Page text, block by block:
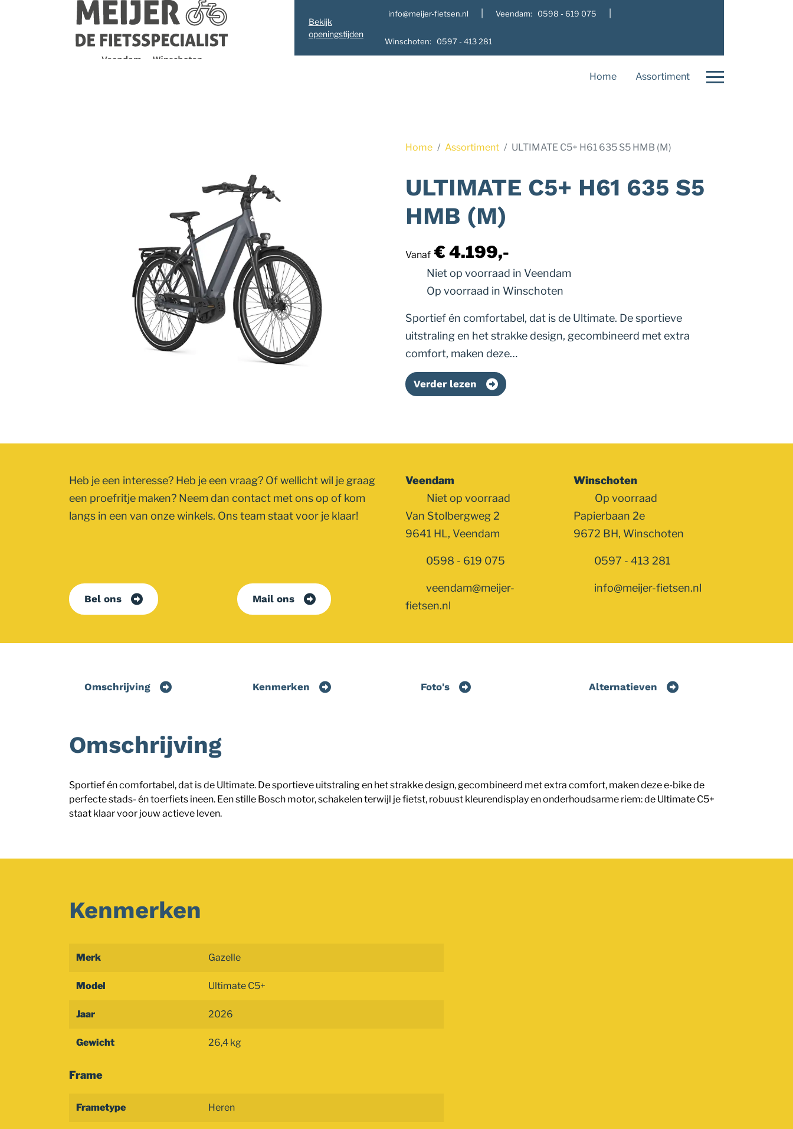
Navigatie
overslaan
Bekijk
openingstijden
info@meijer-fietsen.nl Veendam: 0598 - 619 075
Winschoten: 0597 - 413 281
Home Assortiment
Home Assortiment ULTIMATE C5+ H61 635 S5 HMB (M)
ULTIMATE C5+ H61 635 S5
HMB (M)
Vanaf € 4.199,-
Niet op voorraad in Veendam
Op voorraad in Winschoten
Sportief én comfortabel, dat is de Ultimate. De sportieve
uitstraling en het strakke design, gecombineerd met extra
comfort, maken deze…
Verder lezen
Veendam
Niet op voorraad
Van Stolbergweg 2
9641 HL, Veendam
0598 - 619 075
veendam@meijer-
fietsen.nl
Winschoten
Op voorraad
Papierbaan 2e
9672 BH, Winschoten
0597 - 413 281
info@meijer-fietsen.nl
Heb je een interesse? Heb je een vraag? Of wellicht wil je graag
een proefritje maken? Neem dan contact met ons op of kom
langs in een van onze winkels. Ons team staat voor je klaar!
Bel ons Mail ons
Omschrijving Kenmerken Foto's Alternatieven
Omschrijving
Sportief én comfortabel, dat is de Ultimate. De sportieve uitstraling en het strakke design, gecombineerd met extra comfort, maken deze e-bike de
perfecte stads- én toerfiets ineen. Een stille Bosch motor, schakelen terwijl je fietst, robuust kleurendisplay en onderhoudsarme riem: de Ultimate C5+
staat klaar voor jouw actieve leven.
Kenmerken
Merk Gazelle
Model Ultimate C5+
Jaar 2026
Gewicht 26,4 kg
Frame
Frametype Heren